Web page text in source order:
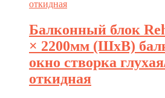
Балконный блок
× 2200мм (ШxВ)
окно створка
откидная